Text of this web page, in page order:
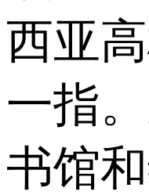
西亚
一指
书馆